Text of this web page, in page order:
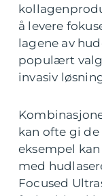
å levere
lagene av
populært valg
invasiv
kan ofte gi
eksempel
med
Focused